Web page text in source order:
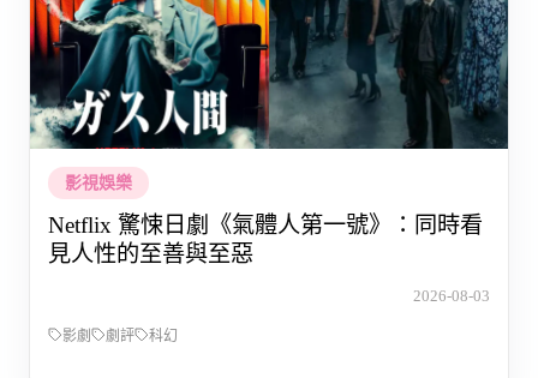
影視娛樂
Netflix 驚悚日劇《氣體人第一號》：同時看
見人性的至善與至惡
2026-08-03
影劇 劇評 科幻